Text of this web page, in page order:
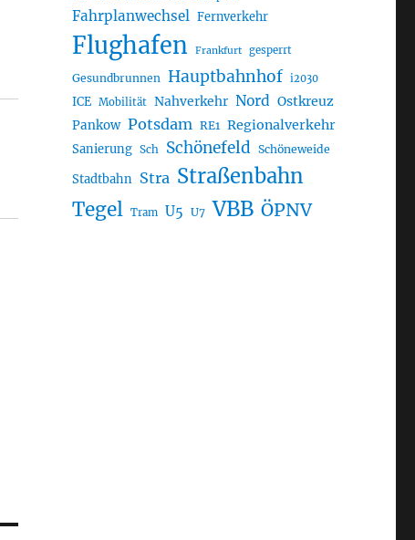
Fahrplanwechsel Fernverkehr
Flughafen Frankfurt gesperrt
Gesundbrunnen Hauptbahnhof i2030
ICE Mobilität Nahverkehr Nord Ostkreuz
Pankow Potsdam RE1 Regionalverkehr
Sanierung Sch Schönefeld Schöneweide
Stadtbahn Stra Straßenbahn
Tegel Tram U5 U7 VBB ÖPNV